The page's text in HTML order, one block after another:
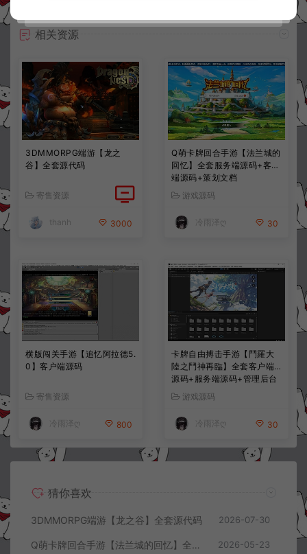
相关资源
3DMMORPG端游【龙之
谷】全套源代码
寄售资源
thanh 3000
Q萌卡牌回合手游【法兰城的
回忆】全套服务端源码+客户
端源码+策划文档
游戏源码
冷雨泽ღ 30
横版闯关手游【追忆阿拉德5.
0】客户端源码
寄售资源
冷雨泽ღ 800
卡牌自由搏击手游【鬥羅大
陸之鬥神再臨】全套客户端
源码+服务端源码+管理后台
+导表工具+部署文档
游戏源码
冷雨泽ღ 30
猜你喜欢
3DMMORPG端游【龙之谷】全套源代码 2026-07-30
Q萌卡牌回合手游【法兰城的回忆】全套服务端源码+客户端源码+策划文档 2026-05-23